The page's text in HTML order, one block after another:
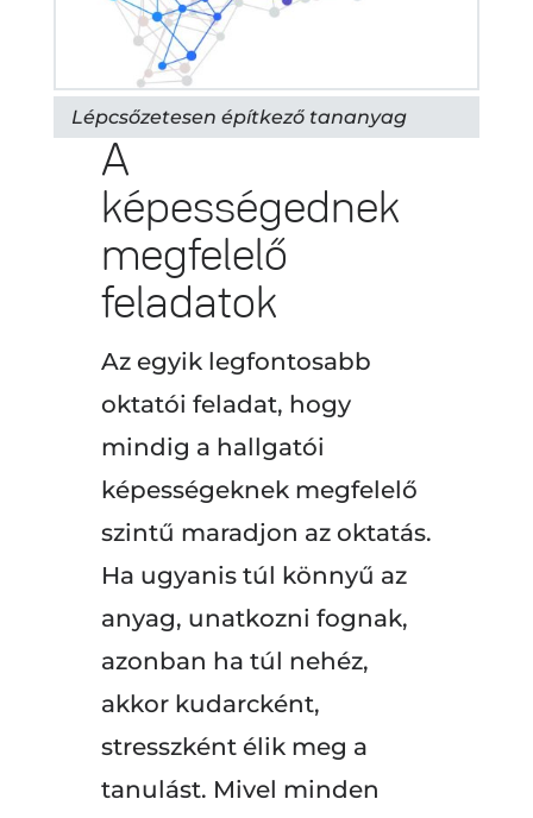
Lépcsőzetesen építkező tananyag
A
képességednek
megfelelő
feladatok
Az egyik legfontosabb
oktatói feladat, hogy
mindig a hallgatói
képességeknek megfelelő
szintű maradjon az oktatás.
Ha ugyanis túl könnyű az
anyag, unatkozni fognak,
azonban ha túl nehéz,
akkor kudarcként,
stresszként élik meg a
tanulást. Mivel minden